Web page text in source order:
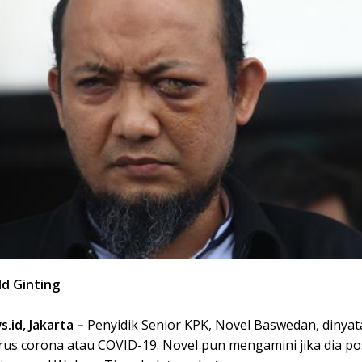
Ginting
Jakarta – Penyidik Senior KPK, Novel Baswedan,
corona atau COVID-19. Novel pun mengamini jika dia